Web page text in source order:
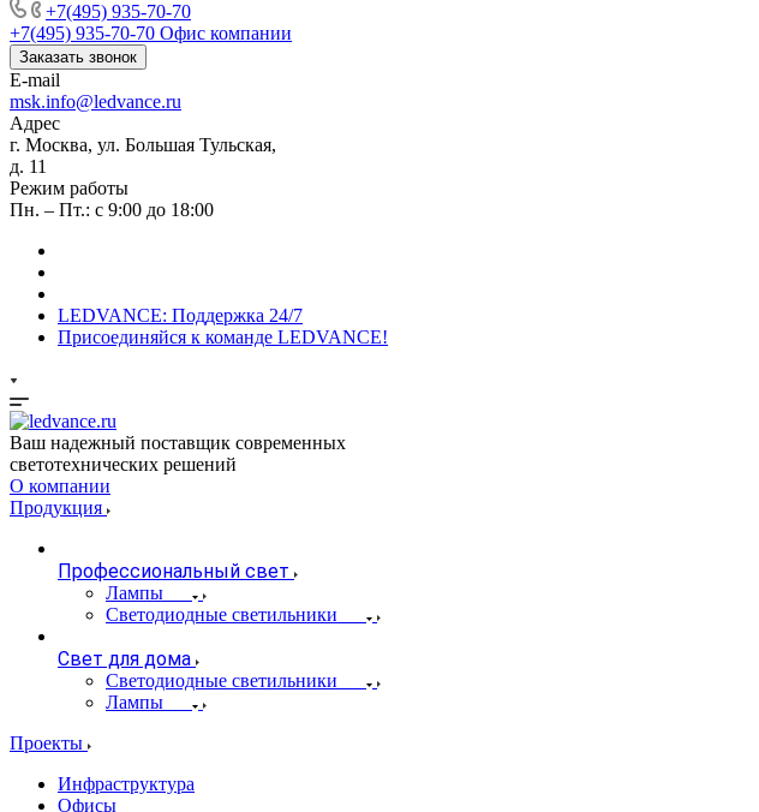
+7(495) 935-70-70
+7(495) 935-70-70 Офис компании
Заказать звонок
E-mail
msk.info@ledvance.ru
Адрес
г. Москва, ул. Большая Тульская,
д. 11
Режим работы
Пн. – Пт.: с 9:00 до 18:00
LEDVANCE: Поддержка 24/7
Присоединяйся к команде LEDVANCE!
Ваш надежный поставщик современных
светотехнических решений
О компании
Продукция
Профессиональный свет
Лампы
Светодиодные светильники
Свет для дома
Светодиодные светильники
Лампы
Проекты
Инфраструктура
Офисы